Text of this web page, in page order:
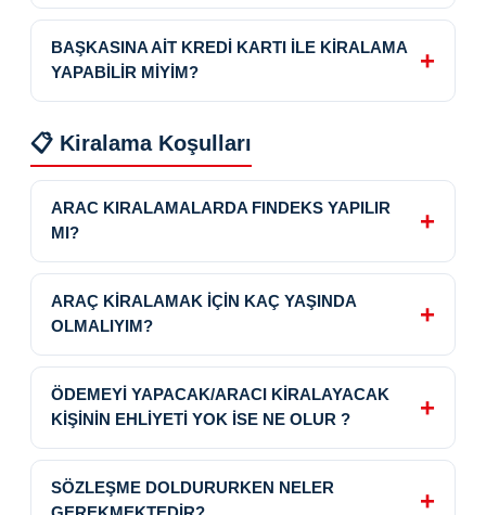
BAŞKASINA AİT KREDİ KARTI İLE KİRALAMA
YAPABİLİR MİYİM?
📋 Kiralama Koşulları
ARAC KIRALAMALARDA FINDEKS YAPILIR
MI?
ARAÇ KİRALAMAK İÇİN KAÇ YAŞINDA
OLMALIYIM?
ÖDEMEYİ YAPACAK/ARACI KİRALAYACAK
KİŞİNİN EHLİYETİ YOK İSE NE OLUR ?
SÖZLEŞME DOLDURURKEN NELER